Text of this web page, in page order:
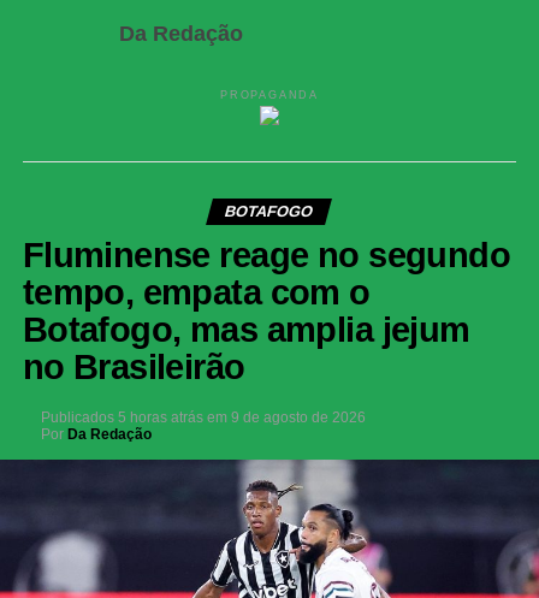
Da Redação
PROPAGANDA
BOTAFOGO
Fluminense reage no segundo
tempo, empata com o
Botafogo, mas amplia jejum
no Brasileirão
Publicados 5 horas atrás em 9 de agosto de 2026
Por Da Redação